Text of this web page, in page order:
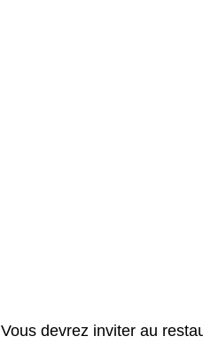
Vous devrez inviter au